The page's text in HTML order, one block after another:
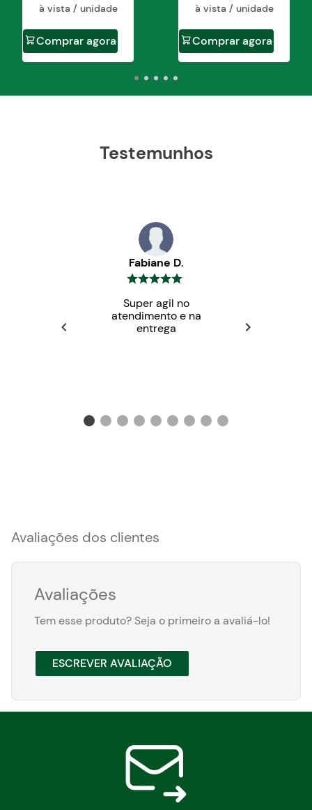
à vista / unidade
Comprar agora
à vista / unidade
Comprar agora
Testemunhos
Fabiane D.
Super agil no
atendimento e na
entrega
Avaliações dos clientes
Avaliações
Tem esse produto? Seja o primeiro a avaliá-lo!
ESCREVER AVALIAÇÃO